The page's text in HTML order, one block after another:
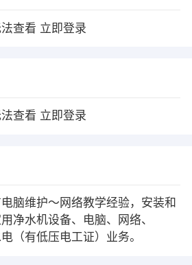
查看 立即登录
查看 立即登录
脑维护～网络教学经验，安装和
净水机设备、电脑、网络、
（有低压电工证）业务。